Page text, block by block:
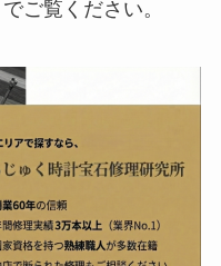
ご覧ください。